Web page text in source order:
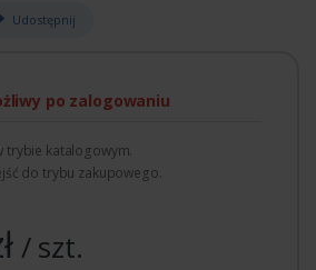
Udostępnij
po zalogowaniu
trybie katalogowym.
do trybu zakupowego.
/ szt.